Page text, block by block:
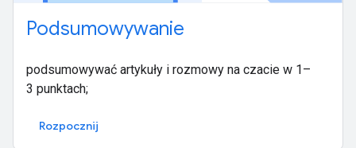
Podsumowywanie
podsumowywać artykuły i rozmowy na czacie w 1–
3 punktach;
Rozpocznij